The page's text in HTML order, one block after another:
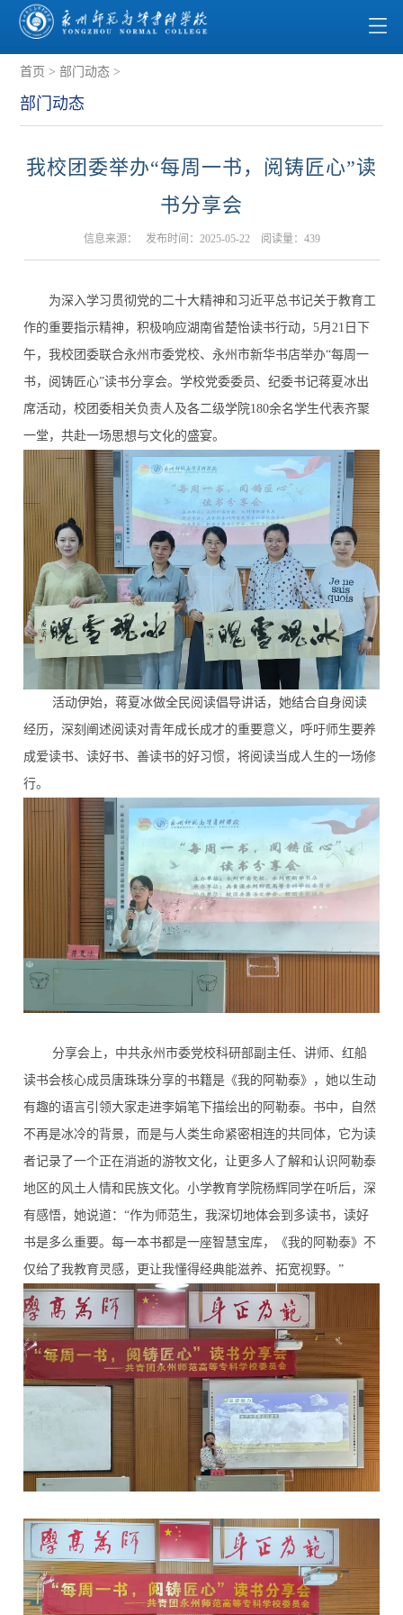
首页 >部门动态 >
部门动态
我校团委举办“每周一书，阅铸匠心”读
书分享会
信息来源： 发布时间：2025-05-22 阅读量： 439
为深入学习贯彻党的二十大精神和习近平总书记关于教育工
作的重要指示精神，积极响应湖南省楚怡读书行动，5月21日下
午，我校团委联合永州市委党校、永州市新华书店举办“每周一
书，阅铸匠心”读书分享会。学校党委委员、纪委书记蒋夏冰出
席活动，校团委相关负责人及各二级学院180余名学生代表齐聚
一堂，共赴一场思想与文化的盛宴。
活动伊始，蒋夏冰做全民阅读倡导讲话，她结合自身阅读
经历，深刻阐述阅读对青年成长成才的重要意义，呼吁师生要养
成爱读书、读好书、善读书的好习惯，将阅读当成人生的一场修
行。
分享会上，中共永州市委党校科研部副主任、讲师、红船
读书会核心成员唐珠珠分享的书籍是《我的阿勒泰》，她以生动
有趣的语言引领大家走进李娟笔下描绘出的阿勒泰。书中，自然
不再是冰冷的背景，而是与人类生命紧密相连的共同体，它为读
者记录了一个正在消逝的游牧文化，让更多人了解和认识阿勒泰
地区的风土人情和民族文化。小学教育学院杨辉同学在听后，深
有感悟，她说道：“作为师范生，我深切地体会到多读书，读好
书是多么重要。每一本书都是一座智慧宝库，《我的阿勒泰》不
仅给了我教育灵感，更让我懂得经典能滋养、拓宽视野。”